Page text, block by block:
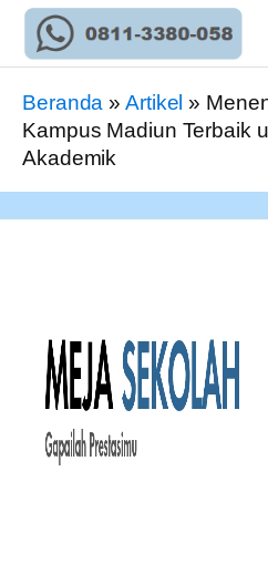
Beranda »Artikel »
Kampus Madiun Terbaik
Akademik